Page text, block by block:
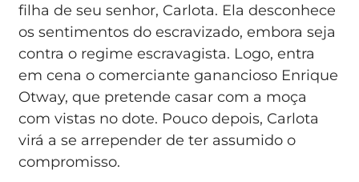
filha de seu senhor, Carlota. Ela desconhece
os sentimentos do escravizado, embora seja
contra o regime escravagista. Logo, entra
em cena o comerciante ganancioso Enrique
Otway, que pretende casar com a moça
com vistas no dote. Pouco depois, Carlota
virá a se arrepender de ter assumido o
compromisso.